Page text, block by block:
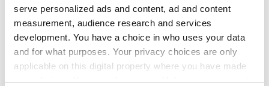
serve personalized ads and content, ad and content
measurement, audience research and services
development. You have a choice in who uses your data
and for what purposes. Your privacy choices are only
applicable on this digital property where you have made
your choices. You can change or withdraw your consent
App Marketplace
Community